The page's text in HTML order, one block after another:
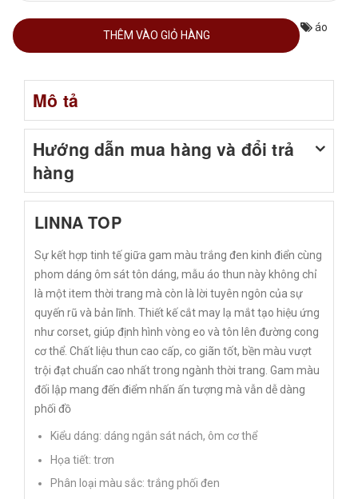
THÊM VÀO GIỎ HÀNG
áo
Mô tả
Hướng dẫn mua hàng và đổi trả
hàng
LINNA TOP
Sự kết hợp tinh tế giữa gam màu trắng đen kinh điển cùng
phom dáng ôm sát tôn dáng, mẫu áo thun này không chỉ
là một item thời trang mà còn là lời tuyên ngôn của sự
quyến rũ và bản lĩnh. Thiết kế cắt may lạ mắt tạo hiệu ứng
như corset, giúp định hình vòng eo và tôn lên đường cong
cơ thể. Chất liệu thun cao cấp, co giãn tốt, bền màu vượt
trội đạt chuẩn cao nhất trong ngành thời trang. Gam màu
đối lập mang đến điểm nhấn ấn tượng mà vẫn dễ dàng
phối đồ
Kiểu dáng: dáng ngắn sát nách, ôm cơ thể
Họa tiết: trơn
Phân loại màu sắc: trắng phối đen